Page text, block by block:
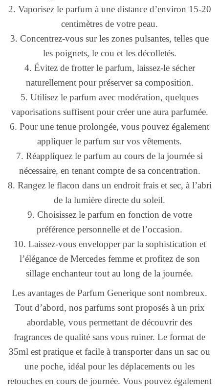
2. Vaporisez le parfum à une distance d’environ 15-20
centimètres de votre peau.
3. Concentrez-vous sur les zones pulsantes, telles que
les poignets, le cou et les décolletés.
4. Évitez de frotter le parfum, laissez-le sécher
naturellement pour préserver sa composition.
5. Utilisez le parfum avec modération, quelques
vaporisations suffisent pour créer une aura parfumée.
6. Pour une tenue prolongée, vous pouvez également
appliquer le parfum sur vos vêtements.
7. Réappliquez le parfum au cours de la journée si
nécessaire, en tenant compte de sa concentration.
8. Rangez le flacon dans un endroit frais et sec, à l’abri
de la lumière directe du soleil.
9. Choisissez le parfum en fonction de votre
préférence personnelle et de l’occasion.
10. Laissez-vous envelopper par la sophistication et
l’élégance de Mercedes femme et profitez de son
sillage enchanteur tout au long de la journée.
Les avantages de Parfum Generique sont nombreux.
Tout d’abord, nos parfums sont proposés à un prix
abordable, vous permettant de découvrir des
fragrances de qualité sans vous ruiner. Le format de
35ml est pratique et facile à transporter dans un sac ou
une poche, idéal pour les déplacements ou les
retouches en cours de journée. Vous pouvez également